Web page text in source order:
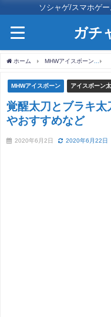
ソシャゲ/スマホゲ
ガチ
ホーム MHWアイスボーン
MHWアイスボーン アイスボーン
覚醒太刀とブラキ
やおすすめなど
2020年6月2日 2020年6月22日